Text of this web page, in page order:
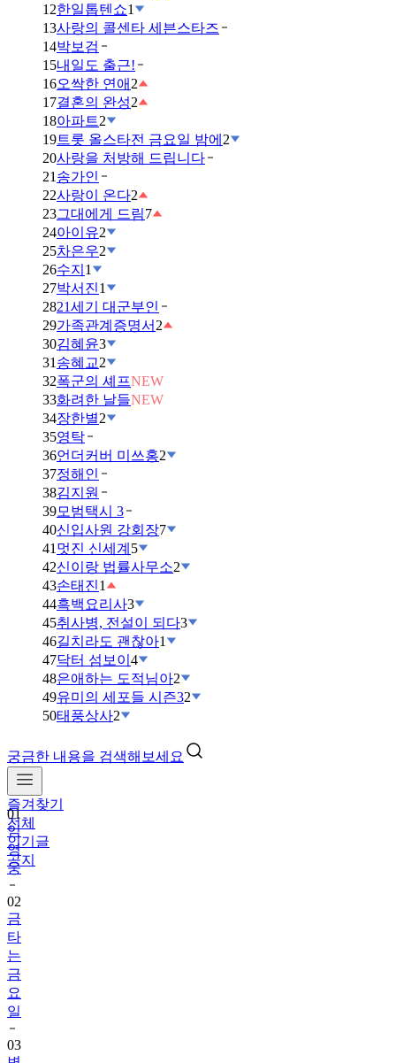
12한일톱텐쇼1
13사랑의 콜센타 세븐스타즈
14박보검
15내일도 출근!
16오싹한 연애 2
17결혼의 완성2
18아파트2
19트롯 올스타전 금요일 밤에 2
20사랑을 처방해 드립니다
21 송가인
22사랑이 온다2
23그대에게 드림7
24아이유2
25차은우2
26수지 1
27박서진1
2821세기 대군부인
29가족관계증명서 2
30김혜윤3
31 송혜교2
32폭군의 셰프NEW
33화려한 날들NEW
34장한별2
35영탁
36언더커버 미쓰홍2
37정해인
38김지원
39모범택시 3
40신입사원 강회장7
41 멋진 신세계 5
42신이랑 법률사무소2
43손태진1
44흑백요리사3
45취사병, 전설이 되다3
46길치라도 괜찮아1
47닥터 섬보이 4
48은애하는 도적님아2
49유미의 세포들 시즌32
50태풍상사2
궁금한 내용을 검색해보세요
즐겨찾기
전체
인기글
공지
01
임
영
웅
02
금
타
는
금
요
일
03